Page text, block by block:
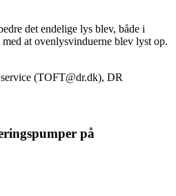
det endelige lys blev, både i
at ovenlysvinduerne blev lyst op.
(TOFT@dr.dk), DR
på